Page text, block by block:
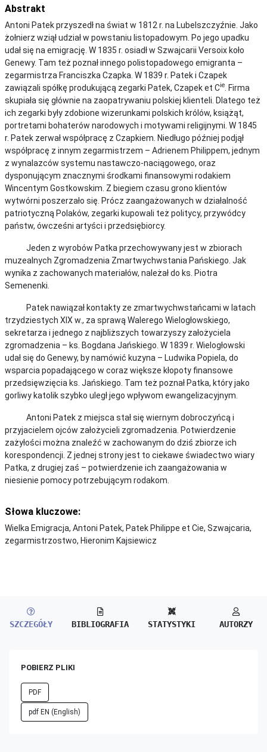
Abstrakt
Antoni Patek przyszedł na świat w 1812 r. na Lubelszczyźnie. Jako
żołnierz wziął udział w powstaniu listopadowym. Po jego upadku
udał się na emigrację. W 1835 r. osiadł w Szwajcarii Versoix koło
Genewy. Tam też poznał innego polistopadowego emigranta –
zegarmistrza Franciszka Czapka. W 1839 r. Patek i Czapek
zawiązali spółkę produkującą zegarki Patek, Czapek et Cie . Firma
skupiała się głównie na zaopatrywaniu polskiej klienteli. Dlatego też
ich zegarki były zdobione wizerunkami polskich królów, książąt,
portretami bohaterów narodowych i motywami religijnymi. W 1845
r. Patek zerwał współpracę z Czapkiem. Niedługo później podjął
współpracę z innym zegarmistrzem – Adrienem Philippem, jednym
z wynalazców systemu nastawczo-naciągowego, oraz
dysponującym znacznymi środkami finansowymi rodakiem
Wincentym Gostkowskim. Z biegiem czasu grono klientów
wytwórni poszerzało się. Prócz zaangażowanych w działalność
patriotyczną Polaków, zegarki kupowali też politycy, przywódcy
państw, ówcześni artyści i przedsiębiorcy.
Jeden z wyrobów Patka przechowywany jest w zbiorach
muzealnych Zgromadzenia Zmartwychwstania Pańskiego. Jak
wynika z zachowanych materiałów, należał do ks. Piotra
Semenenki.
Patek nawiązał kontakty ze zmartwychwstańcami w latach
trzydziestych XIX w., za sprawą Walerego Wielogłowskiego,
sekretarza i jednego z najbliższych towarzyszy założyciela
zgromadzenia – ks. Bogdana Jańskiego. W 1839 r. Wielogłowski
udał się do Genewy, by namówić kuzyna – Ludwika Popiela, do
wsparcia popadającego w coraz większe kłopoty finansowe
przedsięwzięcia ks. Jańskiego. Tam też poznał Patka, który jako
gorliwy katolik szybko uległ jego wpływom ewangelizacyjnym.
Antoni Patek z miejsca stał się wiernym dobroczyńcą i
przyjacielem ojców założycieli zgromadzenia. Potwierdzenie
zażyłości można znaleźć w zachowanym do dziś zbiorze ich
korespondencji. Z jednej strony jest to ciekawe świadectwo wiary
Patka, z drugiej zaś – potwierdzenie ich zaangażowania w
niesienie pomocy potrzebującym rodakom.
Słowa kluczowe:
Wielka Emigracja, Antoni Patek, Patek Philippe et Cie, Szwajcaria,
zegarmistrzostwo, Hieronim Kajsiewicz
SZCZEGÓŁY BIBLIOGRAFIA STATYSTYKI AUTORZY
POBIERZ PLIKI
PDF
pdf EN (English)